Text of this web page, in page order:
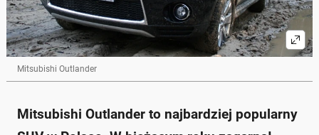
Mitsubishi Outlander
Mitsubishi Outlander to najbardziej popularny